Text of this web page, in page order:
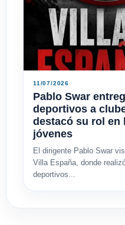
11/07/2026
Pablo Swar
deportivos a
destacó su rol en
jóvenes
El dirigente Pablo Swar
Villa España, donde
deportivos...